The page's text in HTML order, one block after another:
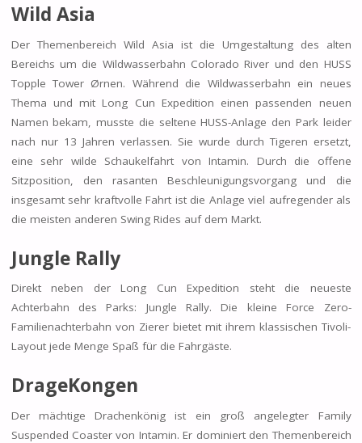
Wild Asia
Der Themenbereich Wild Asia ist die Umgestaltung des alten
Bereichs um die Wildwasserbahn Colorado River und den HUSS
Topple Tower Ørnen. Während die Wildwasserbahn ein neues
Thema und mit Long Cun Expedition einen passenden neuen
Namen bekam, musste die seltene HUSS-Anlage den Park leider
nach nur 13 Jahren verlassen. Sie wurde durch Tigeren ersetzt,
eine sehr wilde Schaukelfahrt von Intamin. Durch die offene
Sitzposition, den rasanten Beschleunigungsvorgang und die
insgesamt sehr kraftvolle Fahrt ist die Anlage viel aufregender als
die meisten anderen Swing Rides auf dem Markt.
Jungle Rally
Direkt neben der Long Cun Expedition steht die neueste
Achterbahn des Parks: Jungle Rally. Die kleine Force Zero-
Familienachterbahn von Zierer bietet mit ihrem klassischen Tivoli-
Layout jede Menge Spaß für die Fahrgäste.
DrageKongen
Der mächtige Drachenkönig ist ein groß angelegter Family
Suspended Coaster von Intamin. Er dominiert den Themenbereich